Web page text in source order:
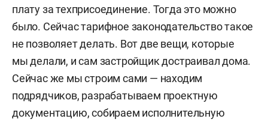
плату за техприсоединение. Тогда это можно
было. Сейчас тарифное законодательство такое
не позволяет делать. Вот две вещи, которые
мы делали, и сам застройщик достраивал дома.
Сейчас же мы строим сами — находим
подрядчиков, разрабатываем проектную
документацию, собираем исполнительную